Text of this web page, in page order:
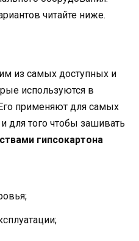
читайте ниже.
из самых доступных и
используются в
применяют для самых
для того чтобы зашивать
гипсокартона